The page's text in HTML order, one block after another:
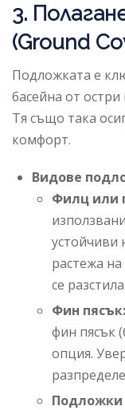
3.
(Ground
Подложката е
басейна от
Тя също така
комфорт.
Видове
Филц или
устойчиви
растежа
се
Фин пясък:
фин пясък
опция.
Подложки